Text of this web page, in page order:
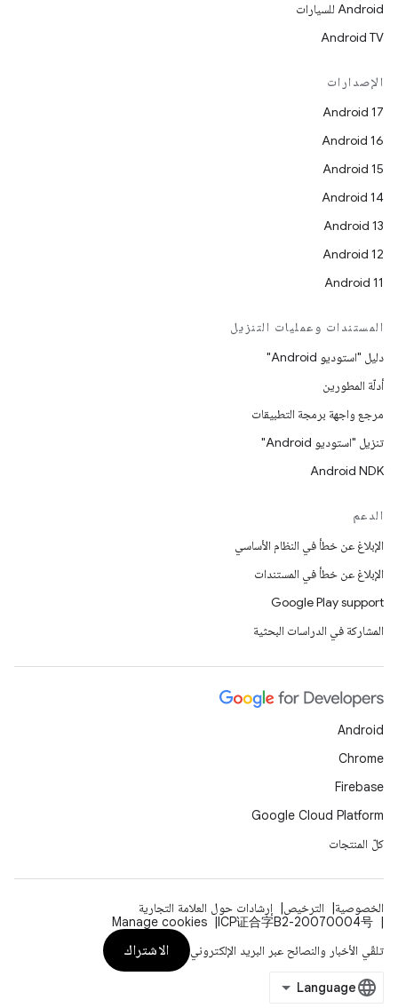
Android للسيارات
Android TV
الإصدارات
Android 17
Android 16
Android 15
Android 14
Android 13
Android 12
Android 11
المستندات وعمليات التنزيل
دليل "استوديو Android"
أدلّة المطورين
مرجع واجهة برمجة التطبيقات
تنزيل "استوديو Android"
Android NDK
الدعم
الإبلاغ عن خطأ في النظام الأساسي
الإبلاغ عن خطأ في المستندات
Google Play support
المشاركة في الدراسات البحثية
Android
Chrome
Firebase
Google Cloud Platform
كلّ المنتجات
الخصوصية الترخيص
إرشادات حول العلامة التجارية
ICP证合字B2-20070004号
Manage cookies
تلقّي الأخبار والنصائح عبر البريد الإلكتروني
الاشتراك